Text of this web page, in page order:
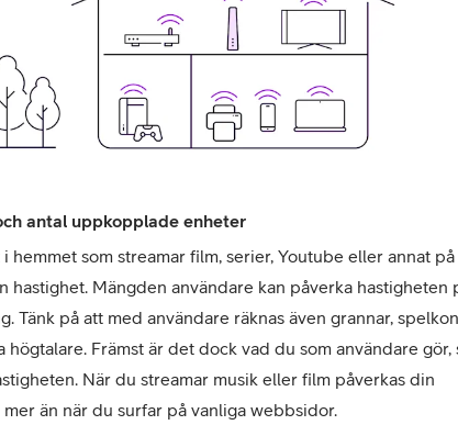
antal uppkopplade enheter
hemmet som streamar film, serier, Youtube eller annat
hastighet. Mängden användare kan påverka hastigheten
Tänk på att med användare räknas även grannar,
högtalare. Främst är det dock vad du som användare gör,
När du streamar musik eller film påverkas din
än när du surfar på vanliga webbsidor.